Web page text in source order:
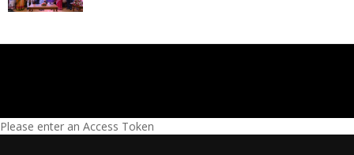
Please enter an Access Token